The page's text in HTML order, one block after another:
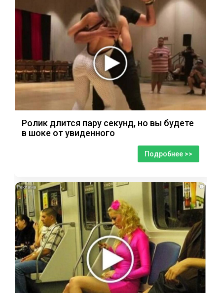
Ролик длится пару секунд, но вы будете
в шоке от увиденного
Подробнее >>
i